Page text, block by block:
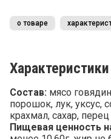
о товаре
Характеристики
Состав: мясо
порошок, лук, уксус,
крахмал, сахар,
Пищевая ценность